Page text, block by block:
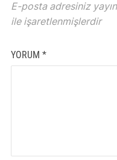
E-posta adresiniz
ile işaretlenmişlerdir
YORUM *